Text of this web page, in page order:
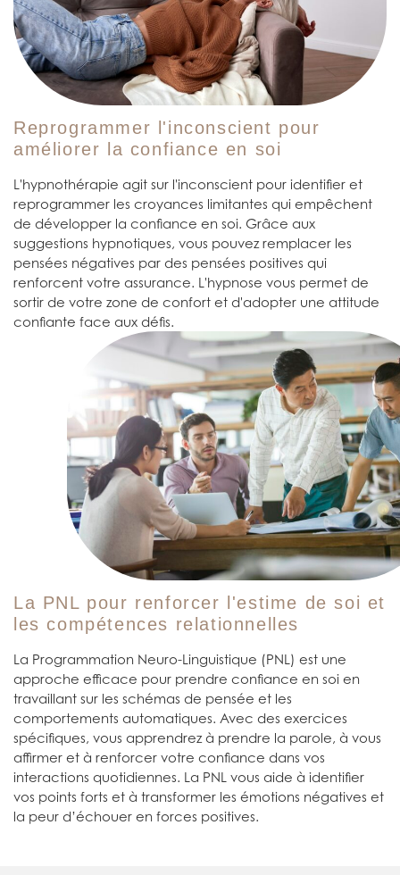
Reprogrammer l'inconscient pour
améliorer la confiance en soi
L'hypnothérapie agit sur l'inconscient pour identifier et
reprogrammer les croyances limitantes qui empêchent
de développer la confiance en soi. Grâce aux
suggestions hypnotiques, vous pouvez remplacer les
pensées négatives par des pensées positives qui
renforcent votre assurance. L'hypnose vous permet de
sortir de votre zone de confort et d'adopter une attitude
confiante face aux défis.
La PNL pour renforcer l'estime de soi et
les compétences relationnelles
La Programmation Neuro-Linguistique (PNL) est une
approche efficace pour prendre confiance en soi en
travaillant sur les schémas de pensée et les
comportements automatiques. Avec des exercices
spécifiques, vous apprendrez à prendre la parole, à vous
affirmer et à renforcer votre confiance dans vos
interactions quotidiennes. La PNL vous aide à identifier
vos points forts et à transformer les émotions négatives et
la peur d’échouer en forces positives.